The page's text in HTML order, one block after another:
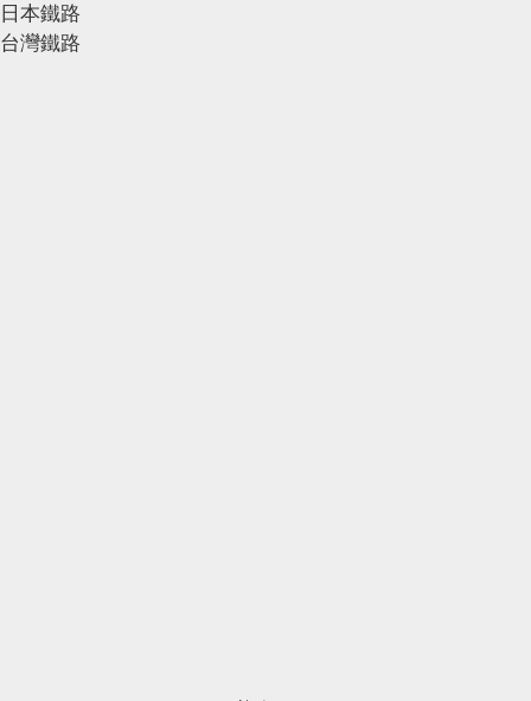
日本鐵路
台灣鐵路